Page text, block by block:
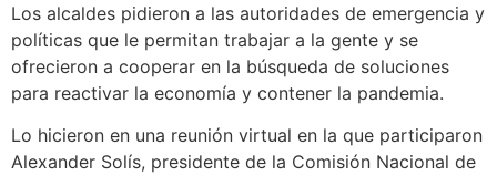
Los alcaldes pidieron a las autoridades de emergencia y
políticas que le permitan trabajar a la gente y se
ofrecieron a cooperar en la búsqueda de soluciones
para reactivar la economía y contener la pandemia.
Lo hicieron en una reunión virtual en la que participaron
Alexander Solís, presidente de la Comisión Nacional de